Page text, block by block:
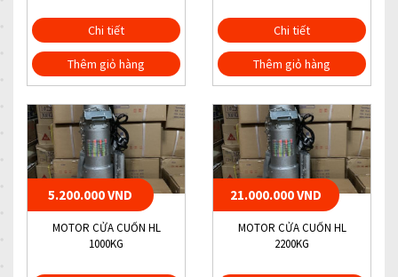
Chi tiết
Thêm giỏ hàng
Chi tiết
Thêm giỏ hàng
5.200.000 VND
MOTOR CỬA CUỐN HL
1000KG
21.000.000 VND
MOTOR CỬA CUỐN HL
2200KG